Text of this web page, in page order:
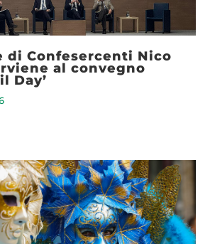
di Confesercenti Nico
al convegno
Day’